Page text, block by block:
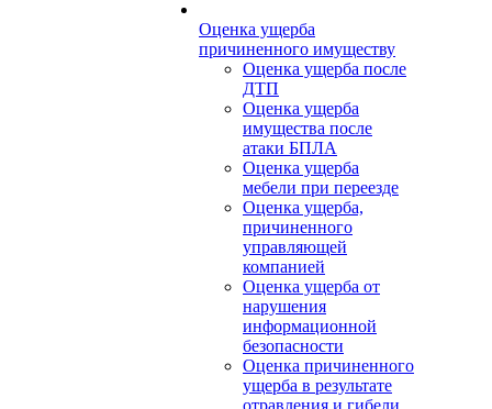
Оценка ущерба
причиненного имуществу
Оценка ущерба после
ДТП
Оценка ущерба
имущества после
атаки БПЛА
Оценка ущерба
мебели при переезде
Оценка ущерба,
причиненного
управляющей
компанией
Оценка ущерба от
нарушения
информационной
безопасности
Оценка причиненного
ущерба в результате
отравления и гибели